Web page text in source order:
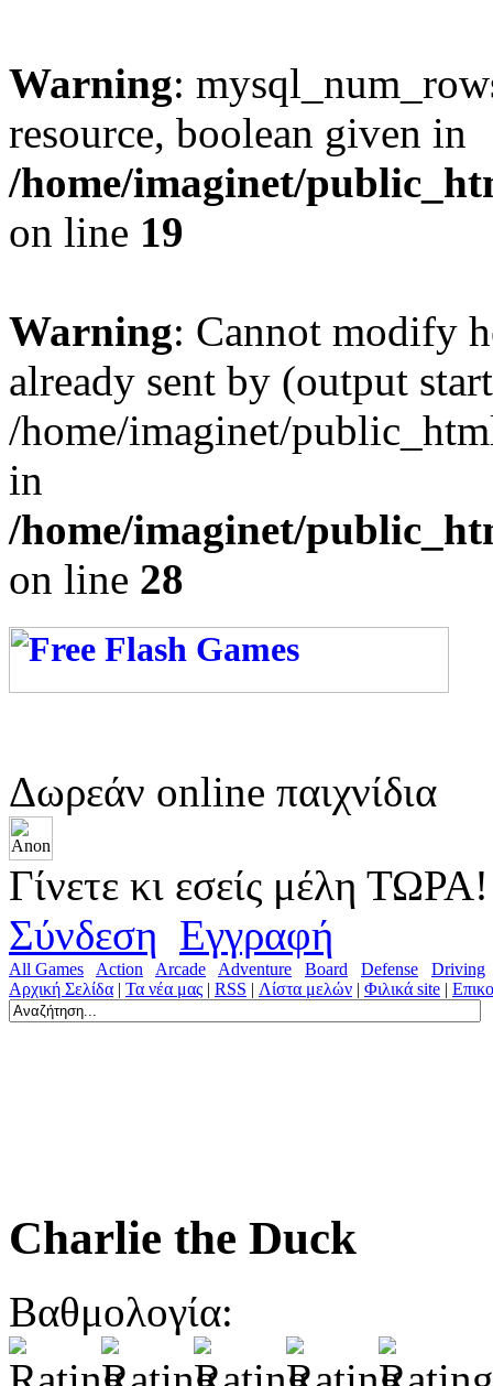
Warning:
resource, boolean given in
/home/imaginet/
on line 19
Warning: Cannot modify
already sent by (output
/home/imaginet/
in
/home/imaginet/
on line 28
Δωρεάν online παιχνίδια
Γίνετε κι εσείς μέλη ΤΩΡΑ!
Σύνδεση Εγγραφή
All Games Action Arcade Adventure Board Defense
Driving
Αρχική Σελίδα | Τα νέα μας | RSS | Λίστα μελών | Φιλικά site |
Charlie the Duck
Βαθμολογία: